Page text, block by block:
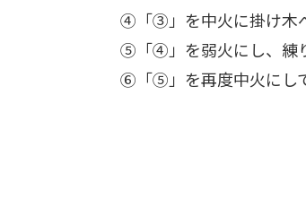
④「③」を中火に掛け木
⑤「④」を弱火にし、練
⑥「⑤」を再度中火にし